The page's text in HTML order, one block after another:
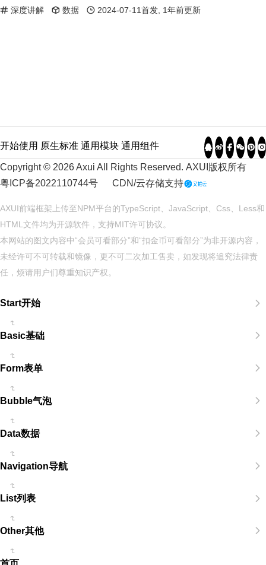
深度讲解 数据 2024-07-11首发, 1年前更新
开始使用 原生标准 通用模块 通用组件
Copyright © 2026 Axui All Rights Reserved. AXUI 版权所有
粤ICP备2022110744号
CDN/云存储支持
AXUI前端框架上传至NPM平台的TypeScript、JavaScript、Css、Less和
HTML文件均为开源软件，支持MIT许可协议。
本网站的图文内容中“会员可看部分”和“扣金币可看部分”为非开源内容，
未经许可不可转载和镜像，更不可二次加工售卖，如发现将追究法律责
任，烦请用户们尊重知识产权。
Start开始
Basic基础
Form表单
Bubble气泡
Data数据
Navigation导航
List列表
Other其他